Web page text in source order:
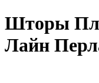
Шторы
Лайн